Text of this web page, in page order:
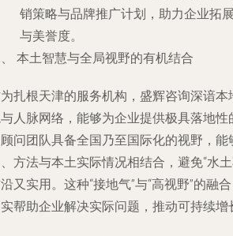
销策略与品牌推广计划，助力企业拓
与美誉度。
本土智慧与全局视野的有机结合
扎根天津的服务机构，盛辉咨询深谙
人脉网络，能够为企业提供极具落地
问团队具备全国乃至国际化的视野，
方法与本土实际情况相结合，避免“水
又实用。这种“接地气”与“高视野”的融
帮助企业解决实际问题，推动可持续增